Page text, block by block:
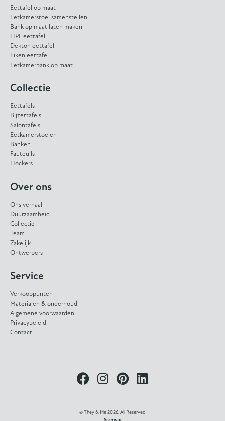
Eettafel op maat
Eetkamerstoel samenstellen
Bank op maat laten maken
HPL eettafel
Dekton eettafel
Eiken eettafel
Eetkamerbank op maat
Collectie
Eettafels
Bijzettafels
Salontafels
Eetkamerstoelen
Banken
Fauteuils
Hockers
Over ons
Ons verhaal
Duurzaamheid
Collectie
Team
Zakelijk
Ontwerpers
Service
Verkooppunten
Materialen & onderhoud
Algemene voorwaarden
Privacybeleid
Contact
© They & Me 2026. All Reserved